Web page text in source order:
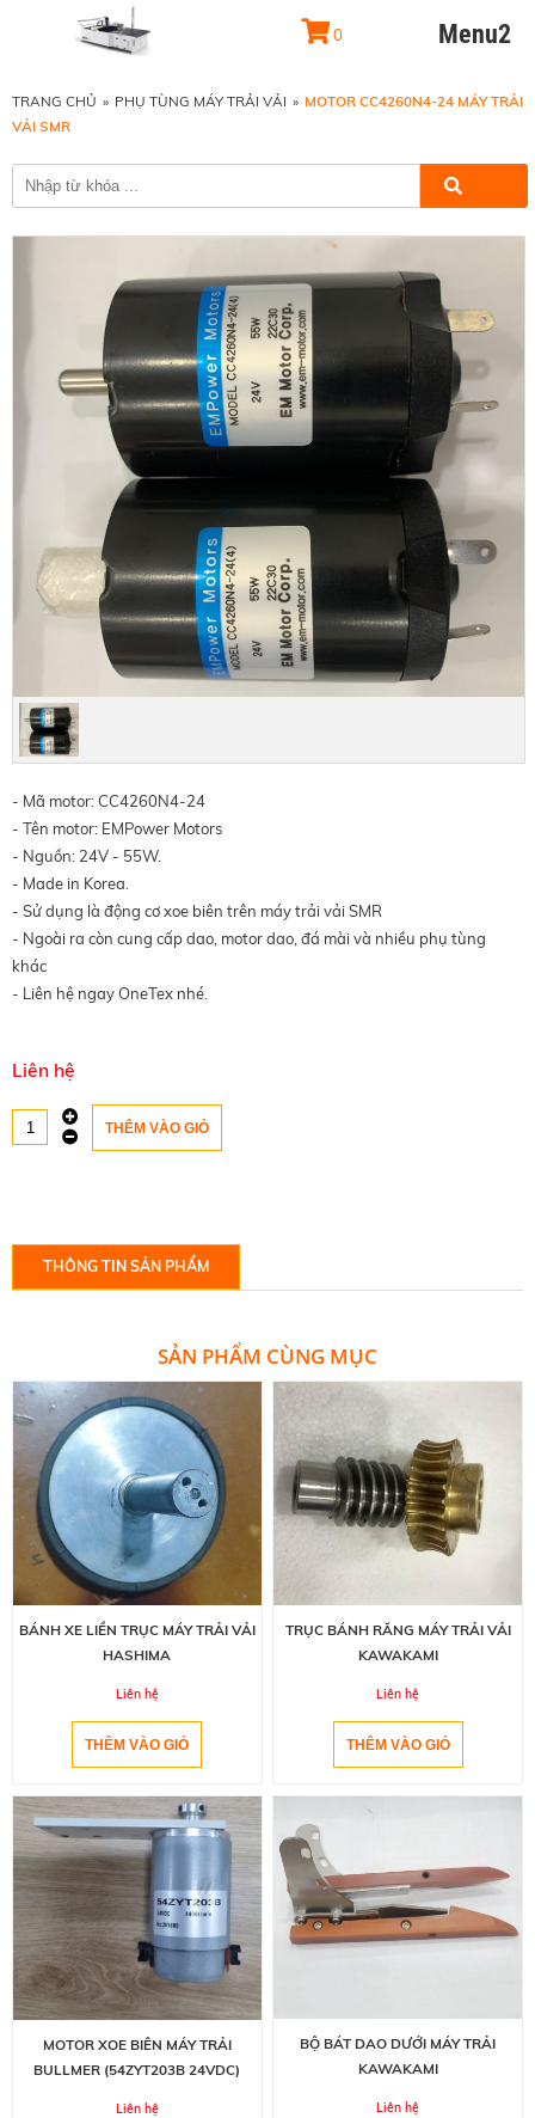
0 Menu2
TRANG CHỦ » PHỤ TÙNG MÁY TRẢI VẢI » MOTOR CC4260N4-24 MÁY TRẢI
VẢI SMR
- Mã motor: CC4260N4-24
- Tên motor: EMPower Motors
- Nguồn: 24V - 55W.
- Made in Korea.
- Sử dụng là động cơ xoe biên trên máy trải vải SMR
- Ngoài ra còn cung cấp dao, motor dao, đá mài và nhiều phụ tùng
khác
- Liên hệ ngay OneTex nhé.
Liên hệ
THÔNG TIN SẢN PHẨM
SẢN PHẨM CÙNG MỤC
BÁNH XE LIỀN TRỤC MÁY TRẢI VẢI
HASHIMA
Liên hệ
TRỤC BÁNH RĂNG MÁY TRẢI VẢI
KAWAKAMI
Liên hệ
MOTOR XOE BIÊN MÁY TRẢI
BULLMER (54ZYT203B 24VDC)
Liên hệ
BỘ BÁT DAO DƯỚI MÁY TRẢI
KAWAKAMI
Liên hệ